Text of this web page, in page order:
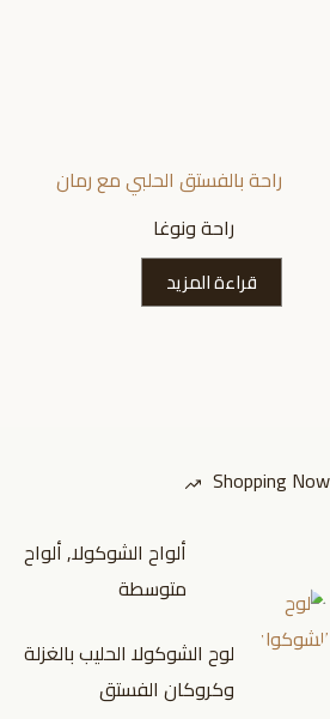
راحة بالفستق الحلبي مع رمان
راحة ونوغا
قراءة المزيد
Shopping Now
ألواح الشوكولا,ألواح
متوسطة
لوح الشوكولا الحليب بالغزلة
وكروكان الفستق